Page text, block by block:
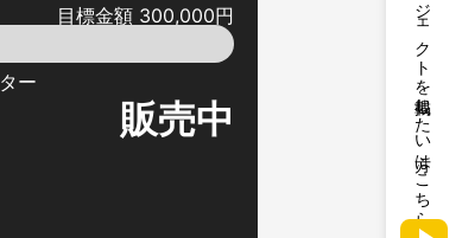
プロジェクトを掲載したい方はこちら
目標金額 300,000円
ー
販売中